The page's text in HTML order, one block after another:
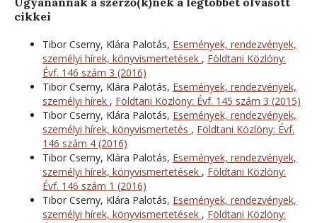
cikkei
Tibor Cserny, Klára Palotás, Események, rendezvények,
személyi hírek, könyvismertetések , Földtani Közlöny:
Évf. 146 szám 3 (2016)
Tibor Cserny, Klára Palotás, Események, rendezvények,
személyi hírek , Földtani Közlöny: Évf. 145 szám 3 (2015)
Tibor Cserny, Klára Palotás, Események, rendezvények,
személyi hírek, könyvismertetés , Földtani Közlöny: Évf.
146 szám 4 (2016)
Tibor Cserny, Klára Palotás, Események, rendezvények,
személyi hírek, könyvismertetések , Földtani Közlöny:
Évf. 146 szám 1 (2016)
Tibor Cserny, Klára Palotás, Események, rendezvények,
személyi hírek, könyvismertetések , Földtani Közlöny: